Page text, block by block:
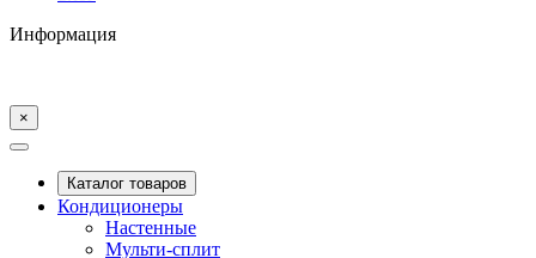
Информация
×
Каталог товаров
Кондиционеры
Настенные
Мульти-сплит